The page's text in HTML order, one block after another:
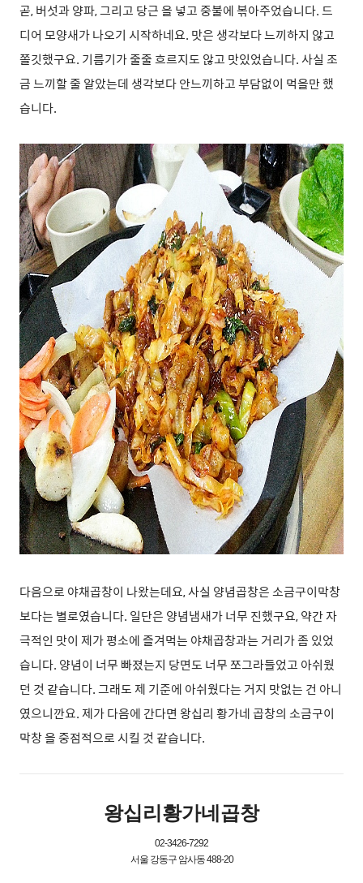
곧, 버섯과 양파, 그리고 당근 을 넣고 중불에 볶아주었습니다. 드
디어 모양새가 나오기 시작하네요. 맛은 생각보다 느끼하지 않고
쫄깃했구요. 기름기가 줄줄 흐르지도 않고 맛있었습니다. 사실 조
금 느끼할 줄 알았는데 생각보다 안느끼하고 부담없이 먹을만 했
습니다.
다음으로 야채곱창이 나왔는데요, 사실 양념곱창은 소금구이막창
보다는 별로였습니다. 일단은 양념냄새가 너무 진했구요, 약간 자
극적인 맛이 제가 평소에 즐겨먹는 야채곱창과는 거리가 좀 있었
습니다. 양념이 너무 빠졌는지 당면도 너무 쪼그라들었고 아쉬웠
던 것 같습니다. 그래도 제 기준에 아쉬웠다는 거지 맛없는 건 아니
였으니깐요. 제가 다음에 간다면 왕십리 황가네 곱창의 소금구이
막창 을 중점적으로 시킬 것 같습니다.